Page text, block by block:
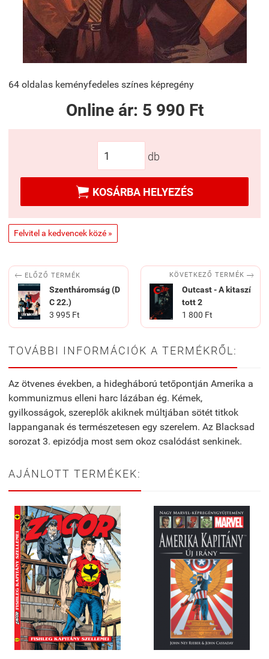
64 oldalas keményfedeles színes képregény
Online ár: 5 990 Ft
db
 KOSÁRBA HELYEZÉS
Felvitel a kedvencek közé »
 ELŐZŐ TERMÉK
Szentháromság (D
C 22.)
3 995 Ft
KÖVETKEZŐ TERMÉK 
Outcast - A kitaszí
tott 2
1 800 Ft
TOVÁBBI INFORMÁCIÓK A TERMÉKRŐL:
Az ötvenes években, a hidegháború tetőpontján Amerika a
kommunizmus elleni harc lázában ég. Kémek,
gyilkosságok, szereplők akiknek múltjában sötét titkok
lappanganak és természetesen egy szerelem. Az Blacksad
sorozat 3. epizódja most sem okoz csalódást senkinek.
AJÁNLOTT TERMÉKEK: